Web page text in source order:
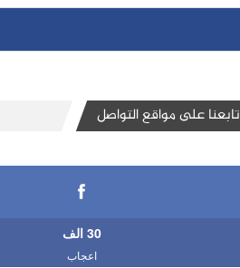
تابعنا على مواقع التواصل
30 الف
اعجاب